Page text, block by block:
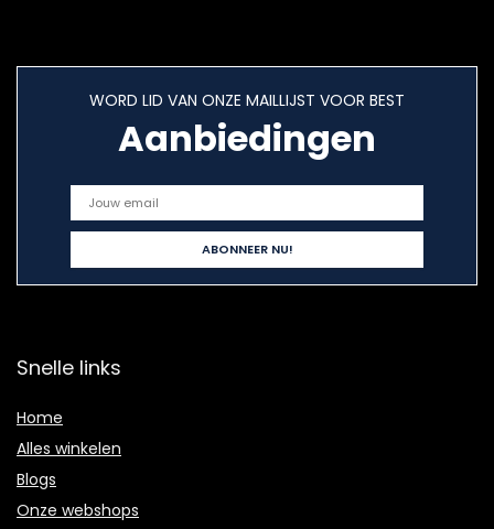
WORD LID VAN ONZE MAILLIJST VOOR BEST
Aanbiedingen
Snelle links
Home
Alles winkelen
Blogs
Onze webshops